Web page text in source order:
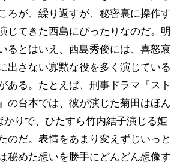
ろが、繰り返すが、秘密裏に操作す
じてきた西島にぴったりなのだ。明
るとはいえ、西島秀俊には、喜怒哀
出さない寡黙な役を多く演じている
ある。たとえば、刑事ドラマ『スト
の台本では、彼が演じた菊田はほん
りで、ひたすら竹内結子演じる姫
のだ。表情をあまり変えずじいっと
秘めた想いを勝手にどんどん想像す